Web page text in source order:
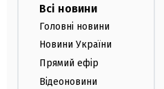
Всі новини
Головні новини
Новини України
Прямий ефір
Відеоновини